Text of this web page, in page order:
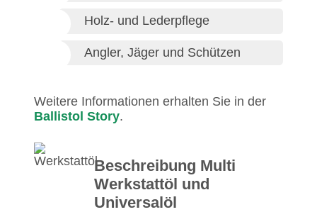
Holz- und Lederpflege
Angler, Jäger und Schützen
Weitere Informationen erhalten Sie in der
Ballistol Story.
Beschreibung Multi
Werkstattöl und
Universalöl